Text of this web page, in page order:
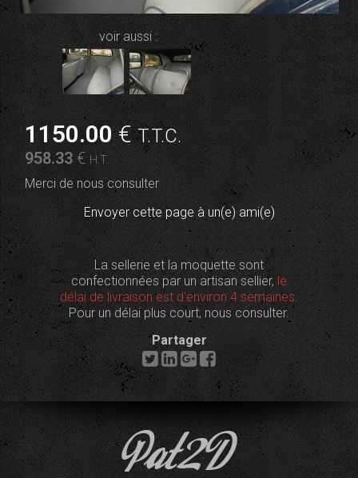
voir aussi :
1150.00 €T.T.C.
958.33 € H.T.
Merci de nous consulter
Envoyer cette page à un(e) ami(e)
La sellerie et la moquette sont
confectionnées par un artisan sellier, le
délai de livraison est d'environ 4 semaines.
Pour un délai plus court, nous consulter.
Partager